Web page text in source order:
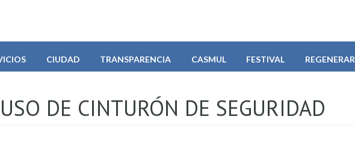
CIUDAD TRANSPARENCIA CASMUL FESTIVAL REGENERAR
DE CINTURÓN DE SEGURIDAD